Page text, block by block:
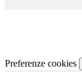
Preferenze cookies